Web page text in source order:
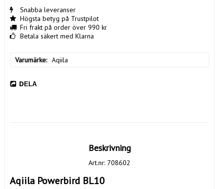
Snabba leveranser
Högsta betyg på Trustpilot
Fri frakt på order över 990 kr
Betala säkert med Klarna
Varumärke Aqiila
DELA
Beskrivning
Art.nr: 708602
Aqiila Powerbird BL10